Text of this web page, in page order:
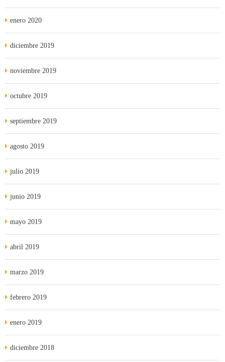
enero 2020
diciembre 2019
noviembre 2019
octubre 2019
septiembre 2019
agosto 2019
julio 2019
junio 2019
mayo 2019
abril 2019
marzo 2019
febrero 2019
enero 2019
diciembre 2018